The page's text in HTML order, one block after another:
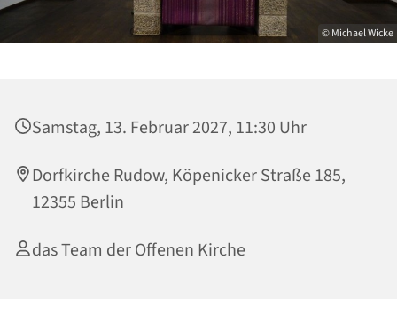
© Michael Wicke
Samstag, 13. Februar 2027, 11:30 Uhr
Dorfkirche Rudow, Köpenicker Straße 185,
12355 Berlin
das Team der Offenen Kirche